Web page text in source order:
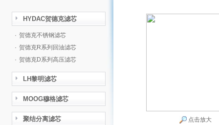
HYDAC贺德克滤芯
· 贺德克不锈钢滤芯
· 贺德克R系列回油滤芯
· 贺德克D系列高压滤芯
LH黎明滤芯
MOOG穆格滤芯
聚结分离滤芯
点击放大